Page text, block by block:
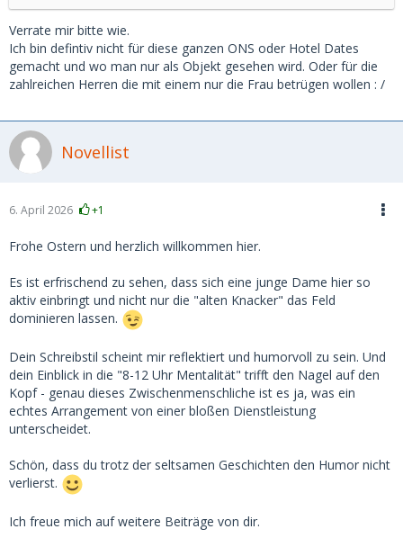
Verrate mir bitte wie.
Ich bin defintiv nicht für diese ganzen ONS oder Hotel Dates
gemacht und wo man nur als Objekt gesehen wird. Oder für die
zahlreichen Herren die mit einem nur die Frau betrügen wollen : /
Novellist
6. April 2026 +1
Frohe Ostern und herzlich willkommen hier.
Es ist erfrischend zu sehen, dass sich eine junge Dame hier so
aktiv einbringt und nicht nur die "alten Knacker" das Feld
dominieren lassen.
Dein Schreibstil scheint mir reflektiert und humorvoll zu sein. Und
dein Einblick in die "8-12 Uhr Mentalität" trifft den Nagel auf den
Kopf - genau dieses Zwischenmenschliche ist es ja, was ein
echtes Arrangement von einer bloßen Dienstleistung
unterscheidet.
Schön, dass du trotz der seltsamen Geschichten den Humor nicht
verlierst.
Ich freue mich auf weitere Beiträge von dir.